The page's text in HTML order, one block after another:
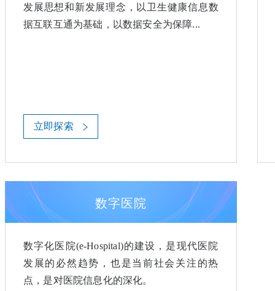
发展思想和新发展理念，以卫生健康信息数
据互联互通为基础，以数据安全为保障...
立即探索
数字医院
数字化医院(e-Hospital)的建设，是现代医院
发展的必然趋势，也是当前社会关注的热
点，是对医院信息化的深化。